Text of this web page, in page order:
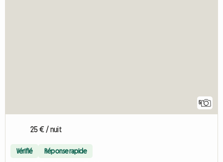
5
25 € / nuit
Vérifié Réponse rapide